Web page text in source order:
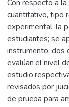
Con respecto a
cuantitativo, tipo
experimental, la
estudiantes; se
instrumento, dos
evalúan el nivel
estudio
revisados por
de prueba para